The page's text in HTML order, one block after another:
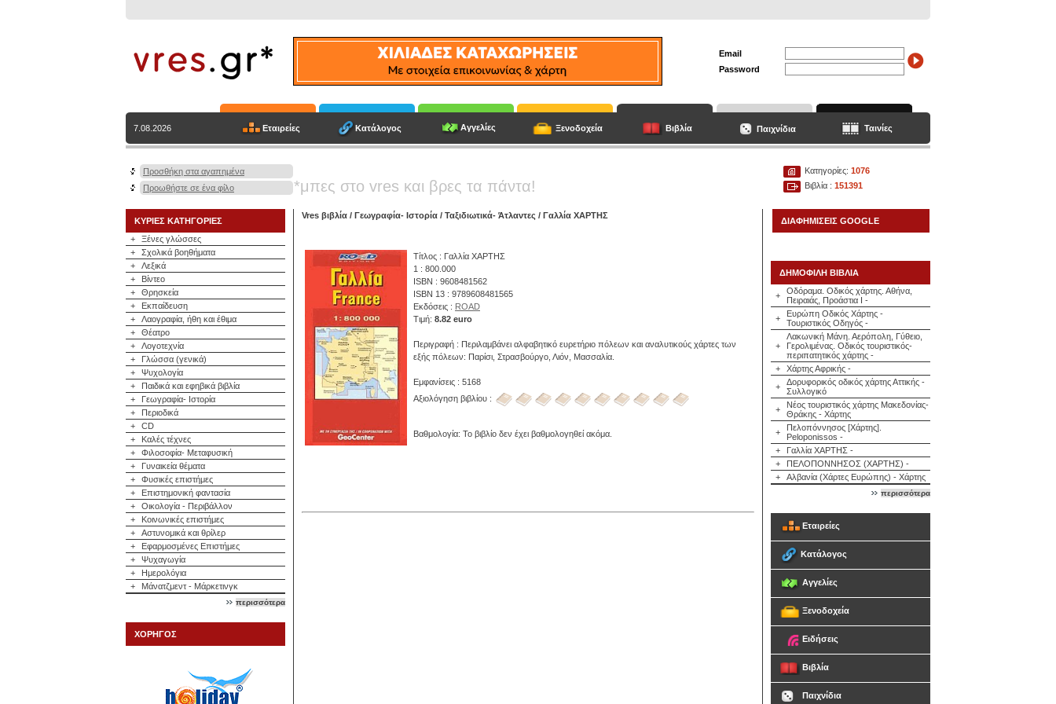
Email
Password
7.08.2026 Εταιρείες Κατάλογος Αγγελίες Ξενοδοχεία Βιβλία Παιχνίδια Ταινίες
Προσθήκη στα αγαπημένα
Προωθήστε σε ένα φίλο
*μπες στο vres και βρες τα πάντα!
Κατηγορίες: 1076
Βιβλία : 151391
ΚΥΡΙΕΣ ΚΑΤΗΓΟΡΙΕΣ
+
Ξένες γλώσσες
+
Σχολικά βοηθήματα
+
Λεξικά
+
Βίντεο
+
Θρησκεία
+
Εκπαίδευση
+
Λαογραφία, ήθη και έθιμα
+
Θέατρο
+
Λογοτεχνία
+
Γλώσσα (γενικά)
+
Ψυχολογία
+
Παιδικά και εφηβικά βιβλία
+
Γεωγραφία- Ιστορία
+
Περιοδικά
+
CD
+
Καλές τέχνες
+
Φιλοσοφία- Μεταφυσική
+
Γυναικεία θέματα
+
Φυσικές επιστήμες
+
Επιστημονική φαντασία
+
Οικολογία - Περιβάλλον
+
Κοινωνικές επιστήμες
+
Αστυνομικά και θρίλερ
+
Εφαρμοσμένες Επιστήμες
+
Ψυχαγωγία
+
Ημερολόγια
+
Μάνατζμεντ - Μάρκετινγκ
περισσότερα
ΧΟΡΗΓΟΣ
Vres βιβλία / Γεωγραφία- Ιστορία / Ταξιδιωτικά- Άτλαντες / Γαλλία ΧΑΡΤΗΣ
Τίτλος : Γαλλία ΧΑΡΤΗΣ
1 : 800.000
ISBN : 9608481562
ISBN 13 : 9789608481565
Εκδόσεις : ROAD
Τιμή: 8.82 euro
Περιγραφή : Περιλαμβάνει αλφαβητικό ευρετήριο πόλεων και αναλυτικούς χάρτες των
εξής πόλεων: Παρίσι, Στρασβούργο, Λιόν, Μασσαλία.
Εμφανίσεις : 5168
Αξιολόγηση βιβλίου :
Βαθμολογία: Το βιβλίο δεν έχει βαθμολογηθεί ακόμα.
ΔΙΑΦΗΜΙΣΕΙΣ GOOGLE
ΔΗΜΟΦΙΛΗ ΒΙΒΛΙΑ
+
Οδόραμα. Οδικός χάρτης. Αθήνα,
Πειραιάς, Προάστια Ι -
+
Ευρώπη Οδικός Χάρτης -
Τουριστικός Οδηγός -
+
Λακωνική Μάνη. Αερόπολη, Γύθειο,
Γερολιμένας. Οδικός τουριστικός-
περιπατητικός χάρτης -
+
Χάρτης Αφρικής -
+
Δορυφορικός οδικός χάρτης Αττικής -
Συλλογικό
+
Νέος τουριστικός χάρτης Μακεδονίας-
Θράκης - Χάρτης
+
Πελοπόννησος [Χάρτης].
Peloponissos -
+
Γαλλία ΧΑΡΤΗΣ -
+
ΠΕΛΟΠΟΝΝΗΣΟΣ (ΧΑΡΤΗΣ) -
+
Αλβανία (Χάρτες Ευρώπης) - Χάρτης
περισσότερα
Εταιρείες
Κατάλογος
Αγγελίες
Ξενοδοχεία
Ειδήσεις
Βιβλία
Παιχνίδια